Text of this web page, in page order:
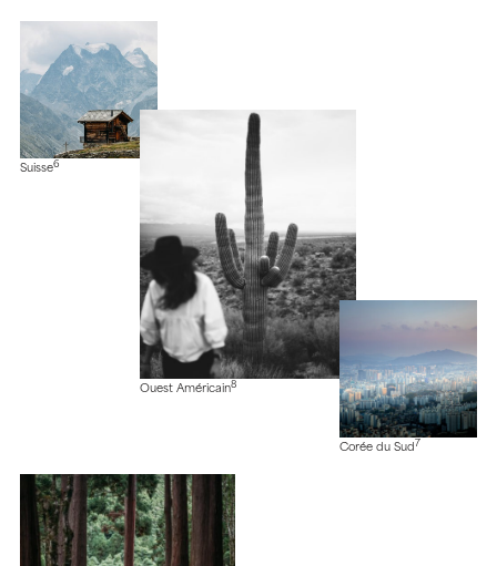
Suisse6
Ouest Américain8
Corée du Sud 7